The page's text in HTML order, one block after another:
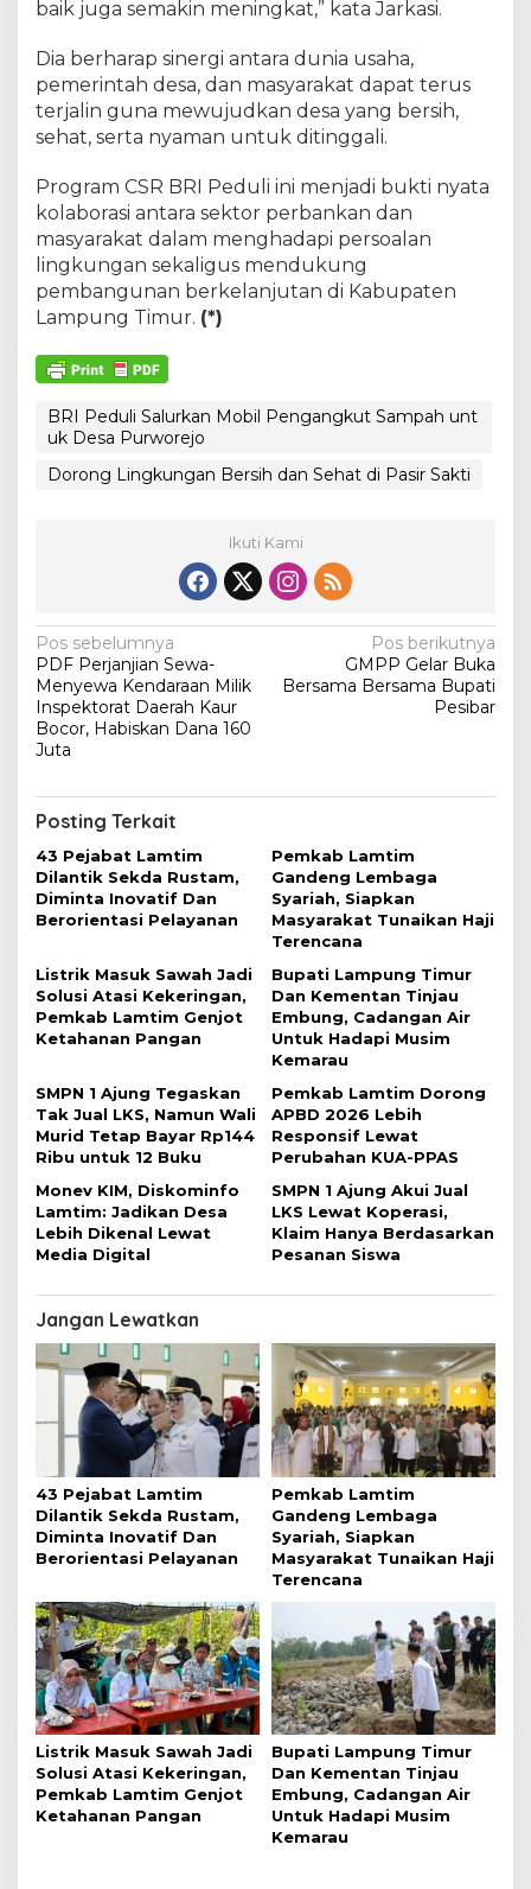
baik juga semakin meningkat,” kata Jarkasi.
Dia berharap sinergi antara dunia usaha,
pemerintah desa, dan masyarakat dapat terus
terjalin guna mewujudkan desa yang bersih,
sehat, serta nyaman untuk ditinggali.
Program CSR BRI Peduli ini menjadi bukti nyata
kolaborasi antara sektor perbankan dan
masyarakat dalam menghadapi persoalan
lingkungan sekaligus mendukung
pembangunan berkelanjutan di Kabupaten
Lampung Timur. (*)
BRI Peduli Salurkan Mobil Pengangkut Sampah unt
uk Desa Purworejo
Dorong Lingkungan Bersih dan Sehat di Pasir Sakti
Ikuti Kami
N
a
v
i
a
s
i
p
s
Pos sebelumnya
PDF Perjanjian Sewa-
Menyewa Kendaraan Milik
Inspektorat Daerah Kaur
Bocor, Habiskan Dana 160
Juta
Pos berikutnya
GMPP Gelar Buka
Bersama Bersama Bupati
Pesibar
Posting Terkait
43 Pejabat Lamtim
Dilantik Sekda Rustam,
Diminta Inovatif Dan
Berorientasi Pelayanan
Pemkab Lamtim
Gandeng Lembaga
Syariah, Siapkan
Masyarakat Tunaikan Haji
Terencana
Listrik Masuk Sawah Jadi
Solusi Atasi Kekeringan,
Pemkab Lamtim Genjot
Ketahanan Pangan
Bupati Lampung Timur
Dan Kementan Tinjau
Embung, Cadangan Air
Untuk Hadapi Musim
Kemarau
SMPN 1 Ajung Tegaskan
Tak Jual LKS, Namun Wali
Murid Tetap Bayar Rp144
Ribu untuk 12 Buku
Pemkab Lamtim Dorong
APBD 2026 Lebih
Responsif Lewat
Perubahan KUA-PPAS
Monev KIM, Diskominfo
Lamtim: Jadikan Desa
Lebih Dikenal Lewat
Media Digital
SMPN 1 Ajung Akui Jual
LKS Lewat Koperasi,
Klaim Hanya Berdasarkan
Pesanan Siswa
Jangan Lewatkan
43 Pejabat Lamtim
Dilantik Sekda Rustam,
Diminta Inovatif Dan
Berorientasi Pelayanan
Pemkab Lamtim
Gandeng Lembaga
Syariah, Siapkan
Masyarakat Tunaikan Haji
Terencana
Listrik Masuk Sawah Jadi
Solusi Atasi Kekeringan,
Pemkab Lamtim Genjot
Ketahanan Pangan
Bupati Lampung Timur
Dan Kementan Tinjau
Embung, Cadangan Air
Untuk Hadapi Musim
Kemarau